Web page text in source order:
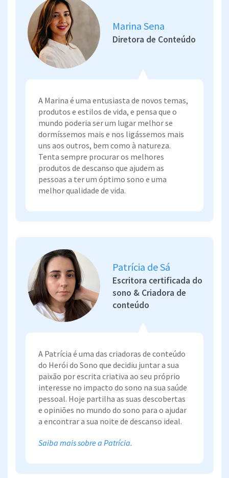
A Marina é uma entusiasta de novos temas,
produtos e estilos de vida, e pensa que o
mundo poderia ser um lugar melhor se
dormíssemos mais e nos ligássemos mais
uns aos outros, bem como à natureza.
Tenta sempre procurar os melhores
produtos de descanso que ajudem as
pessoas a ter um óptimo sono e uma
melhor qualidade de vida.
Marina Sena
Diretora de Conteúdo
A Patrícia é uma das criadoras de conteúdo
do Herói do Sono que decidiu juntar a sua
paixão por escrita criativa ao seu próprio
interesse no impacto do sono na sua saúde
pessoal. Hoje partilha as suas descobertas
e opiniões no mundo do sono para o ajudar
a encontrar a sua noite de descanso ideal.
Saiba mais sobre a Patrícia.
Patrícia de Sá
Escritora certificada do
sono & Criadora de
conteúdo